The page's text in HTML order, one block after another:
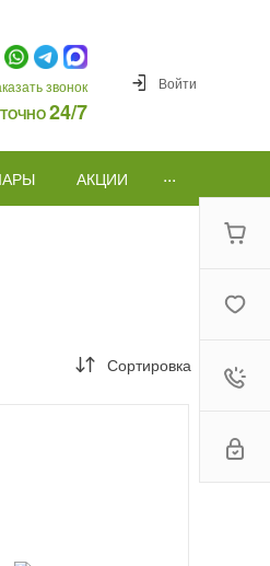
звонок
24/7
Войти
АКЦИИ ...
Сортировка